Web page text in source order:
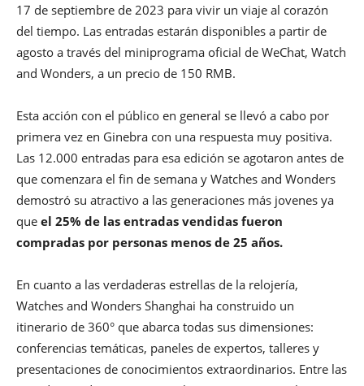
17 de septiembre de 2023 para vivir un viaje al corazón
del tiempo. Las entradas estarán disponibles a partir de
agosto a través del miniprograma oficial de WeChat, Watch
and Wonders, a un precio de 150 RMB.
Esta acción con el público en general se llevó a cabo por
primera vez en Ginebra con una respuesta muy positiva.
Las 12.000 entradas para esa edición se agotaron antes de
que comenzara el fin de semana y Watches and Wonders
demostró su atractivo a las generaciones más jovenes ya
que el 25% de las entradas vendidas fueron
compradas por personas menos de 25 años.
En cuanto a las verdaderas estrellas de la relojería,
Watches and Wonders Shanghai ha construido un
itinerario de 360° que abarca todas sus dimensiones:
conferencias temáticas, paneles de expertos, talleres y
presentaciones de conocimientos extraordinarios. Entre las